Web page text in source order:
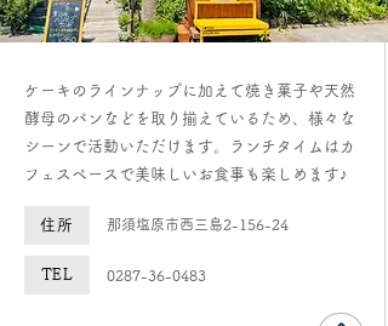
​ケーキのラインナップに加えて焼き菓子や天然
酵母のパンなどを取り揃えているため、様々な
シーンで活動いただけます。ランチタイムはカ
フェスペースで美味しいお食事も楽しめます♪
住所 那須塩原市西三島2-156-24
TEL 0287-36-0483